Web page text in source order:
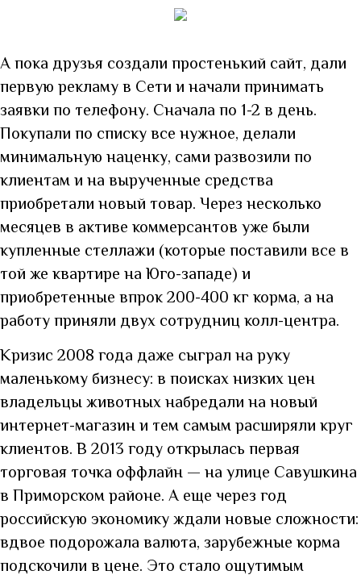
А пока друзья создали простенький сайт, дали
первую рекламу в Сети и начали принимать
заявки по телефону. Сначала по 1-2 в день.
Покупали по списку все нужное, делали
минимальную наценку, сами развозили по
клиентам и на вырученные средства
приобретали новый товар. Через несколько
месяцев в активе коммерсантов уже были
купленные стеллажи (которые поставили все в
той же квартире на Юго-западе) и
приобретенные впрок 200-400 кг корма, а на
работу приняли двух сотрудниц колл-центра.
Кризис 2008 года даже сыграл на руку
маленькому бизнесу: в поисках низких цен
владельцы животных набредали на новый
интернет-магазин и тем самым расширяли круг
клиентов. В 2013 году открылась первая
торговая точка оффлайн — на улице Савушкина
в Приморском районе. А еще через год
российскую экономику ждали новые сложности:
вдвое подорожала валюта, зарубежные корма
подскочили в цене. Это стало ощутимым